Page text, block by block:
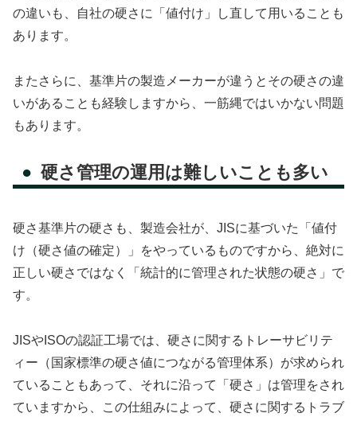
の違いも、自社の硬さに「値付け」し直して用いることも
あります。
またさらに、基準片の製造メーカーが違うとその硬さの違
いがあることも経験しますから、一筋縄ではいかない問題
もあります。
硬さ管理の運用は難しいことも多い
硬さ基準片の硬さも、製造会社が、JISに基づいた「値付
け（硬さ値の確定）」をやっているものですから、絶対に
正しい硬さではなく「統計的に管理された状態の硬さ」で
す。
JISやISOの認証工場では、硬さに関するトレーサビリテ
ィー（国家標準の硬さ値につながる管理体系）が求められ
ていることもあって、それに沿って「硬さ」は管理をされ
ていますから、この仕組みによって、硬さに関するトラブ